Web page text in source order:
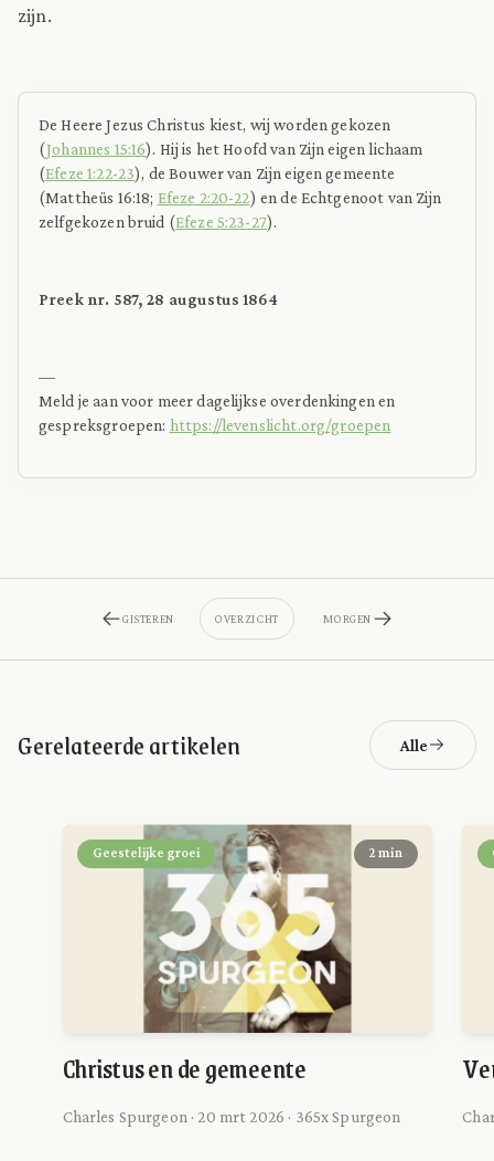
zijn.
De Heere Jezus Christus kiest, wij worden gekozen
(Johannes 15:16). Hij is het Hoofd van Zijn eigen lichaam
(Efeze 1:22-23), de Bouwer van Zijn eigen gemeente
(Mattheüs 16:18; Efeze 2:20-22) en de Echtgenoot van Zijn
zelfgekozen bruid (Efeze 5:23-27).
Preek nr. 587, 28 augustus 1864
—
Meld je aan voor meer dagelijkse overdenkingen en
gespreksgroepen: https://levenslicht.org/groepen
GISTEREN OVERZICHT MORGEN
Gerelateerde artikelen Alle
Geestelijke groei 2 min
Christus en de gemeente
Charles Spurgeon · 20 mrt 2026 · 365x Spurgeon